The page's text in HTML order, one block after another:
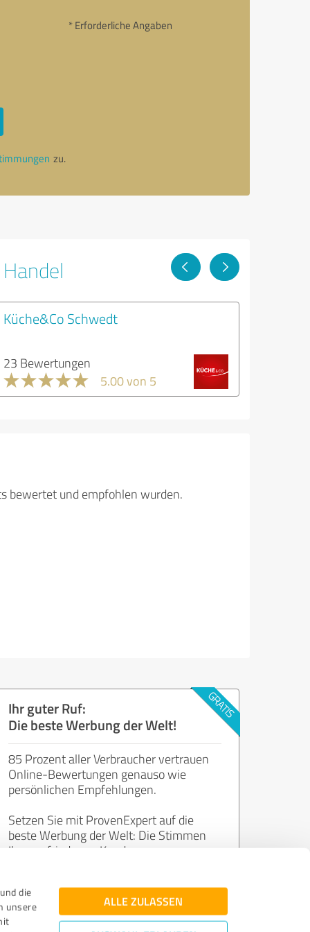
die
unsere
ALLE ZULASSEN
* Erforderliche Angaben
zu.
Küche&Co Schwedt
23 Bewertungen
5.00 von 5
bewertet und empfohlen wurden.
Ihr guter Ruf:
Die beste Werbung der Welt!
85 Prozent aller Verbraucher vertrauen
Online-Bewertungen genauso wie
persönlichen Empfehlungen.
Setzen Sie mit ProvenExpert auf die
beste Werbung der Welt: Die Stimmen
Ihrer zufriedenen Kunden.
Jetzt kostenlos starten